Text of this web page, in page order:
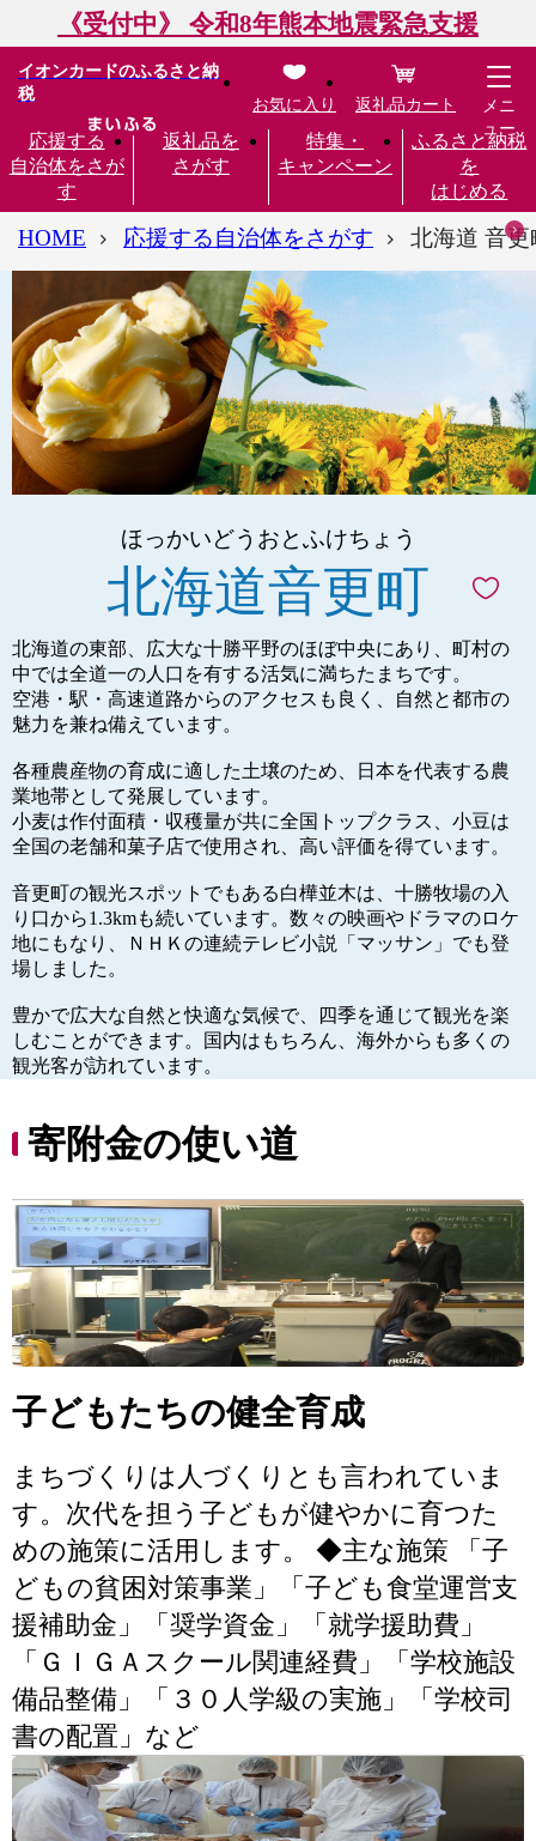
《受付中》 令和8年熊本地震緊急支援
イオンカードのふるさと納
税
応援する
自治体をさが
す
返礼品を
さがす
特集・
キャンペーン
ふるさと納税
を
はじめる
お気に入り 返礼品カート
メニ
ュー
HOME 応援する自治体をさがす 北海道 音更
ほっかいどうおとふけちょう
北海道音更町
北海道の東部、広大な十勝平野のほぼ中央にあり、町村の
中では全道一の人口を有する活気に満ちたまちです。
空港・駅・高速道路からのアクセスも良く、自然と都市の
魅力を兼ね備えています。
各種農産物の育成に適した土壌のため、日本を代表する農
業地帯として発展しています。
小麦は作付面積・収穫量が共に全国トップクラス、小豆は
全国の老舗和菓子店で使用され、高い評価を得ています。
音更町の観光スポットでもある白樺並木は、十勝牧場の入
り口から1.3kmも続いています。数々の映画やドラマのロケ
地にもなり、ＮＨＫの連続テレビ小説「マッサン」でも登
場しました。
豊かで広大な自然と快適な気候で、四季を通じて観光を楽
しむことができます。国内はもちろん、海外からも多くの
観光客が訪れています。
寄附金の使い道
子どもたちの健全育成
まちづくりは人づくりとも言われていま
す。次代を担う子どもが健やかに育つた
めの施策に活用します。 ◆主な施策 「子
どもの貧困対策事業」「子ども食堂運営支
援補助金」「奨学資金」「就学援助費」
「ＧＩＧＡスクール関連経費」「学校施設
備品整備」「３０人学級の実施」「学校司
書の配置」など